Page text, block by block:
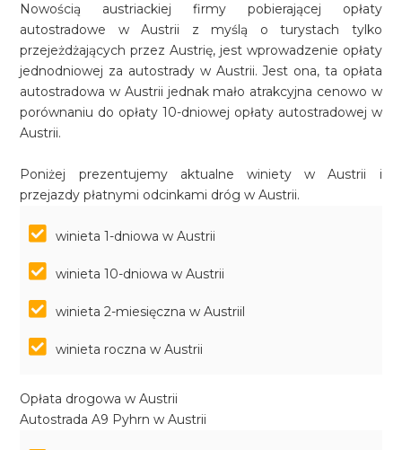
Nowością austriackiej firmy pobierającej opłaty
autostradowe w Austrii z myślą o turystach tylko
przejeżdżających przez Austrię, jest wprowadzenie opłaty
jednodniowej za autostrady w Austrii. Jest ona, ta opłata
autostradowa w Austrii jednak mało atrakcyjna cenowo w
porównaniu do opłaty 10-dniowej opłaty autostradowej w
Austrii.
Poniżej prezentujemy aktualne winiety w Austrii i
przejazdy płatnymi odcinkami dróg w Austrii.
winieta 1-dniowa w Austrii
winieta 10-dniowa w Austrii
winieta 2-miesięczna w Austriil
winieta roczna w Austrii
Opłata drogowa w Austrii
Autostrada A9 Pyhrn w Austrii